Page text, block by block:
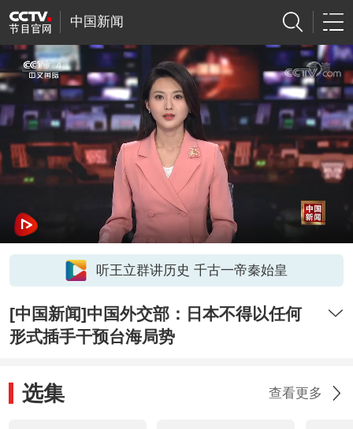
中国新闻
听王立群讲历史 千古一帝秦始皇
[中国新闻]中国外交部：日本不得以任何
形式插手干预台海局势
选集 查看更多